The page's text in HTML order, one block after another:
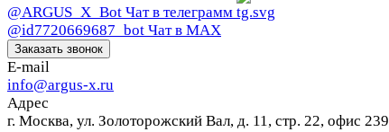
@ARGUS_X_Bot Чат в телеграмм
@id7720669687_bot Чат в МАХ
Заказать звонок
E-mail
info@argus-x.ru
Адрес
г. Москва, ул. Золоторожский Вал, д. 11, стр. 22, офис 239